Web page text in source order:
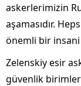
askerlerimizin
aşamasıdır.
önemli bir insani
Zelenskiy esir
güvenlik